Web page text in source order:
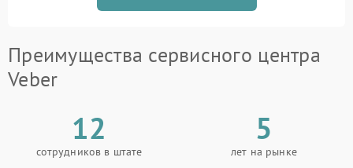
Преимущества сервисного центра
Veber
12
сотрудников в штате
5
лет на рынке